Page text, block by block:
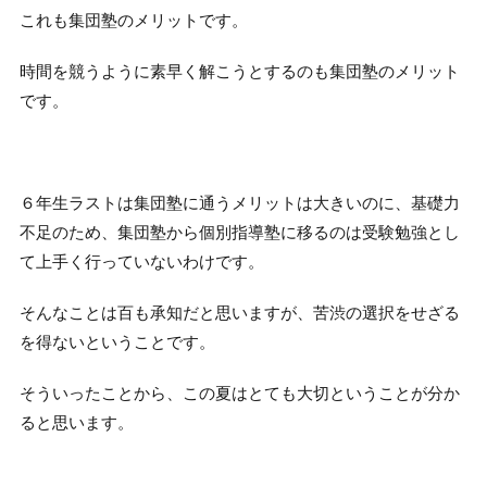
これも集団塾のメリットです。
時間を競うように素早く解こうとするのも集団塾のメリット
です。
６年生ラストは集団塾に通うメリットは大きいのに、基礎力
不足のため、集団塾から個別指導塾に移るのは受験勉強とし
て上手く行っていないわけです。
そんなことは百も承知だと思いますが、苦渋の選択をせざる
を得ないということです。
そういったことから、この夏はとても大切ということが分か
ると思います。